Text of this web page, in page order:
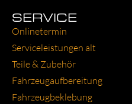
SERVICE
Online­ter­min
Ser­vice­leis­tun­gen alt
Tei­le & Zube­hör
Fahr­zeug­auf­be­rei­tung
Fahr­zeug­be­kle­bung